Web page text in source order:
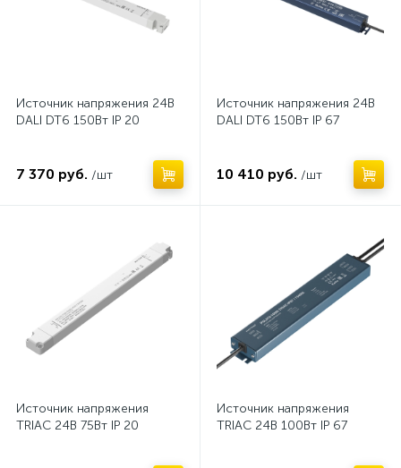
Источник напряжения 24В
DALI DT6 150Вт IP 20
7 370 руб. /шт
Источник напряжения 24В
DALI DT6 150Вт IP 67
10 410 руб. /шт
Источник напряжения
TRIAC 24В 75Вт IP 20
Источник напряжения
TRIAC 24В 100Вт IP 67